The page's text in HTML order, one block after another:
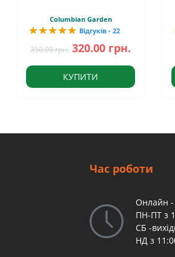
Columbian Garden
Відгуків - 22
350.00 грн. 320.00 грн.
КУПИТИ
Час роботи
Онлайн -
ПН-ПТ з
СБ -
НД з